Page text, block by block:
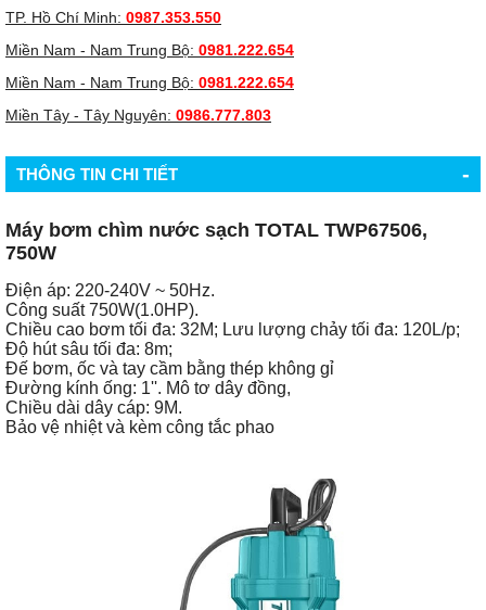
TP. Hồ Chí Minh: 0987.353.550
Miền Nam - Nam Trung Bộ: 0981.222.654
Miền Nam - Nam Trung Bộ: 0981.222.654
Miền Tây - Tây Nguyên: 0986.777.803
THÔNG TIN CHI TIẾT -
Máy bơm chìm nước sạch TOTAL TWP67506,
750W
Điện áp: 220-240V ~ 50Hz.
Công suất 750W(1.0HP).
Chiều cao bơm tối đa: 32M; Lưu lượng chảy tối đa: 120L/p;
Độ hút sâu tối đa: 8m;
Đế bơm, ốc và tay cầm bằng thép không gỉ
Đường kính ống: 1''. Mô tơ dây đồng,
Chiều dài dây cáp: 9M.
Bảo vệ nhiệt và kèm công tắc phao